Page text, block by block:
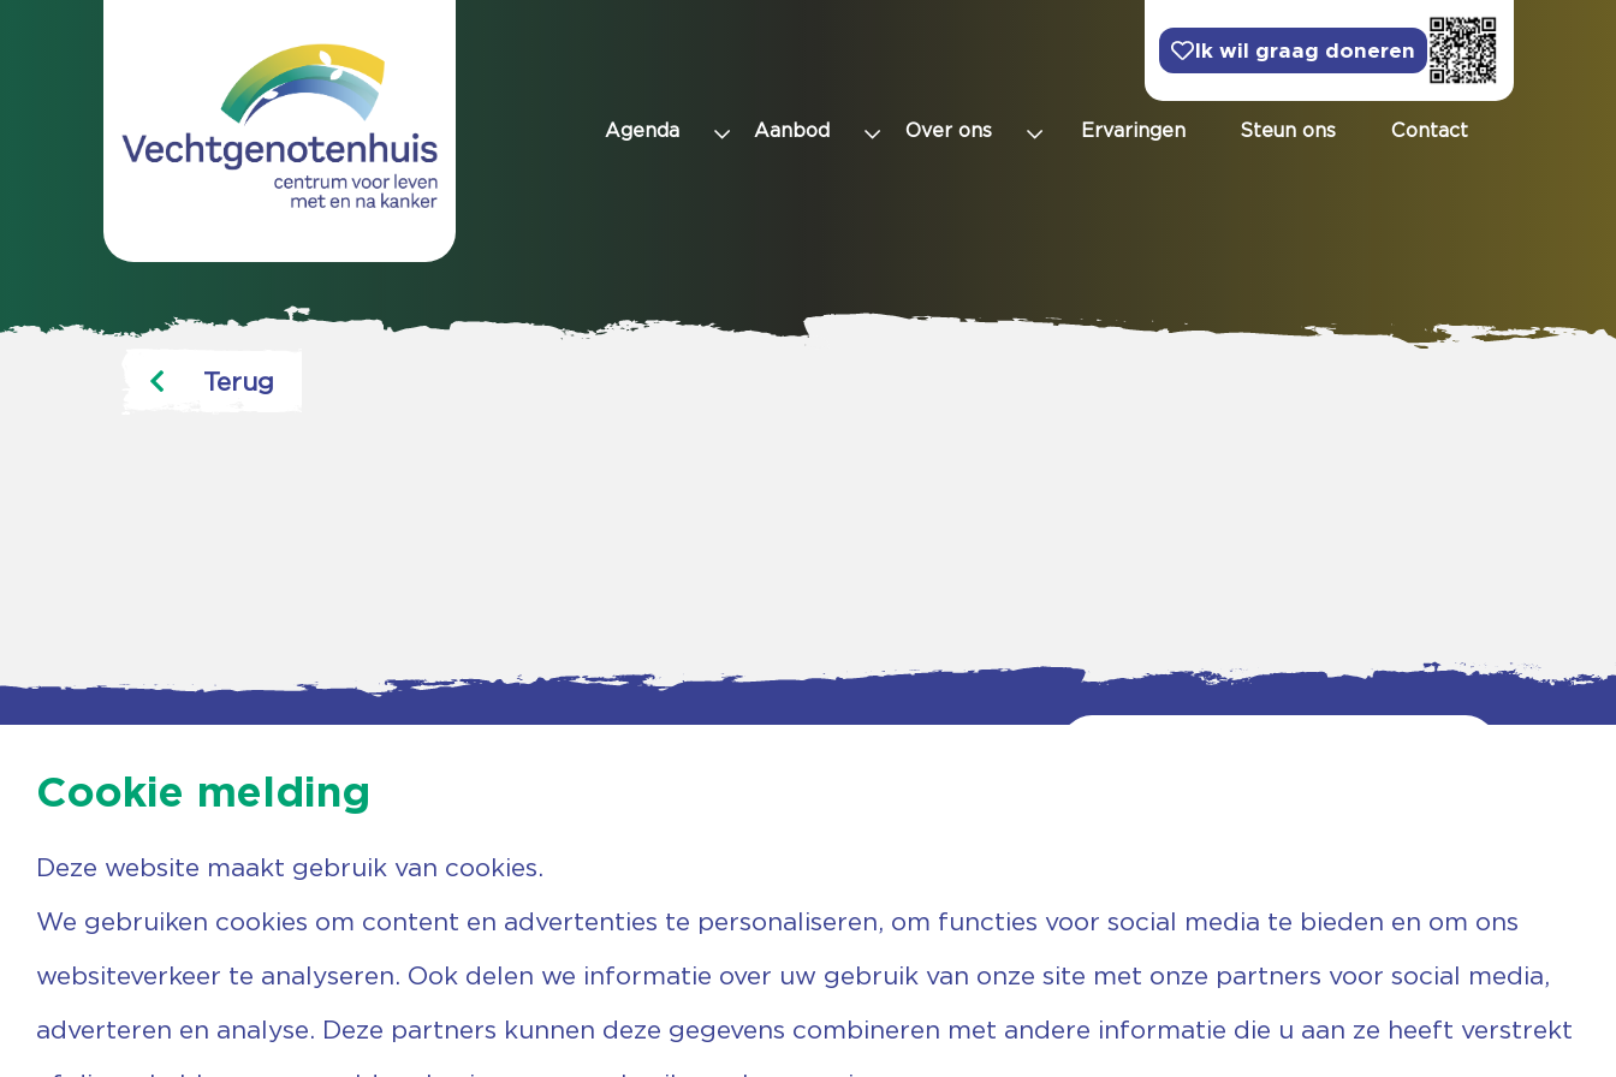
Ik wil graag doneren
Agenda Aanbod Over ons Ervaringen Steun ons Contact
Terug
Agenda
Nieuwsbrief
Vrijwilligers
Steun ons
Contactgegevens
7731 PA Ommen
0529 455 767
info@vechtgenoten.nl
Fiscaal: 819280288
Rek.nr: NL85RABO0127579230
Cookie melding
Deze website maakt gebruik van cookies.
We gebruiken cookies om content en advertenties te personaliseren, om functies voor social media te bieden en om ons
websiteverkeer te analyseren. Ook delen we informatie over uw gebruik van onze site met onze partners voor social media,
adverteren en analyse. Deze partners kunnen deze gegevens combineren met andere informatie die u aan ze heeft verstrekt